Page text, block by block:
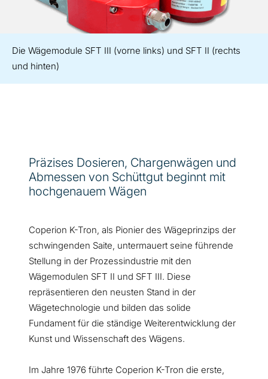
Die Wägemodule SFT III (vorne links) und SFT II (rechts
und hinten)
Präzises Dosieren, Chargenwägen und
Abmessen von Schüttgut beginnt mit
hochgenauem Wägen
Coperion K-Tron, als Pionier des Wägeprinzips der
schwingenden Saite, untermauert seine führende
Stellung in der Prozessindustrie mit den
Wägemodulen SFT II und SFT III. Diese
repräsentieren den neusten Stand in der
Wägetechnologie und bilden das solide
Fundament für die ständige Weiterentwicklung der
Kunst und Wissenschaft des Wägens.
Im Jahre 1976 führte Coperion K-Tron die erste,